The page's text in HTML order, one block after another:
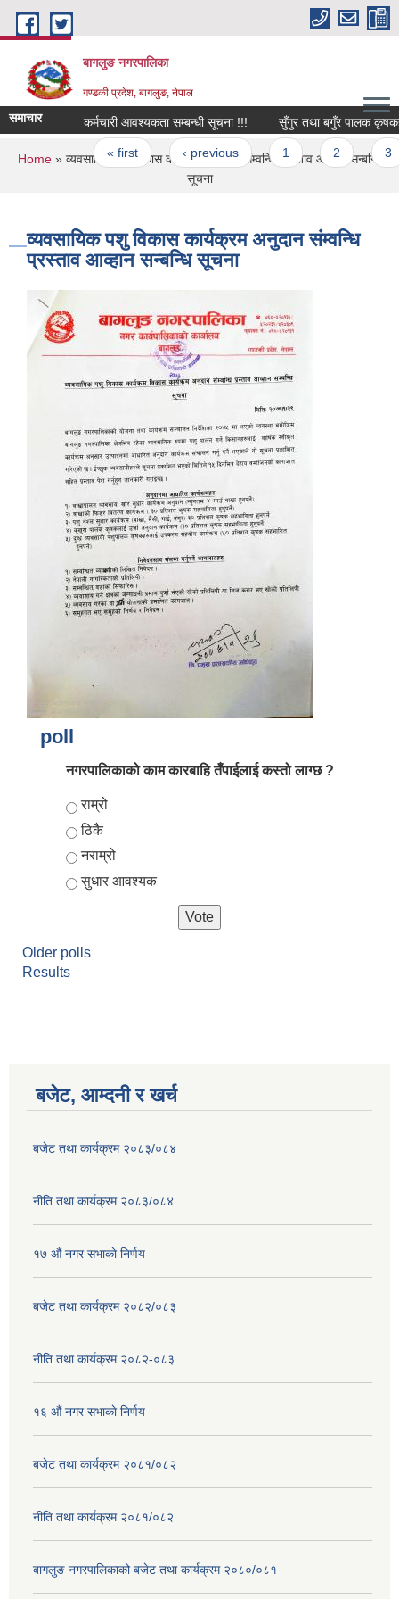
Skip to main content
बागलुङ नगरपालिका
गण्डकी प्रदेश, बागलुङ, नेपाल
समाचार कर्मचारी आवश्यकता सम्बन्धी सूचना !!! सुँगुर तथा बगुँर पालक
Pages
« first ‹ previous 1 2 3
You are here
Home » व्यवसायिक पशु विकास कार्यक्रम अनुदान संम्वन्धि प्रस्ताव आव्हान सन्बन्धि
सूचना
व्यवसायिक पशु विकास कार्यक्रम अनुदान संम्वन्धि
प्रस्ताव आव्हान सन्बन्धि सूचना
poll
नगरपालिकाको काम कारबाहि तँपाईलाई कस्तो लाग्छ ?
Choices
राम्रो
ठिकै
नराम्रो
सुधार आवश्यक
Older polls
Results
बजेट, आम्दनी र खर्च
बजेट तथा कार्यक्रम २०८३/०८४
नीति तथा कार्यक्रम २०८३/०८४
१७ ‌‍औं नगर सभाकाे निर्णय
बजेट तथा कार्यक्रम २०८२/०८३
नीति तथा कार्यक्रम २०८२-०८३
१६ ‌औं नगर सभाकाे निर्णय
बजेट तथा कार्यक्रम २०८१/०८२
नीति तथा कार्यक्रम २०८१/०८२
बागलुङ नगरपालिकाको बजेट तथा कार्यक्रम २०८०/०८१